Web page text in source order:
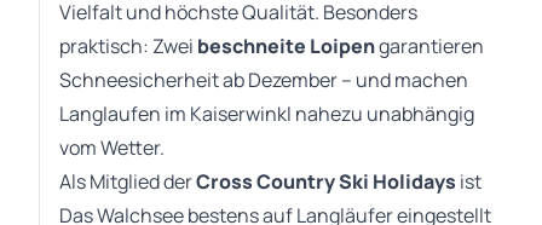
Vielfalt und höchste Qualität. Besonders
praktisch: Zwei beschneite Loipengarantieren
Schneesicherheit ab Dezember – und machen
Langlaufen im Kaiserwinkl nahezu unabhängig
vom Wetter.
Als Mitglied derCross Country Ski Holidays ist
Das Walchsee bestens auf Langläufer eingestellt